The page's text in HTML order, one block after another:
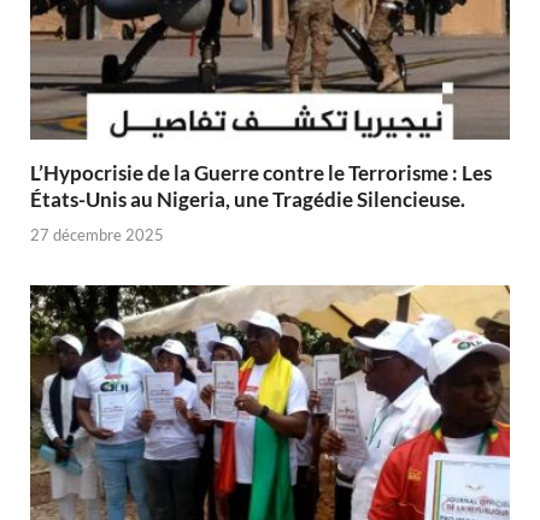
L’Hypocrisie de la Guerre contre le Terrorisme : Les
États-Unis au Nigeria, une Tragédie Silencieuse.
27 décembre 2025